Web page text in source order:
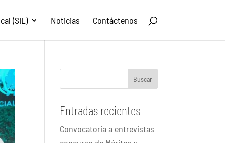
(SIL) Noticias Contáctenos
Buscar
Entradas recientes
Convocatoria a entrevistas